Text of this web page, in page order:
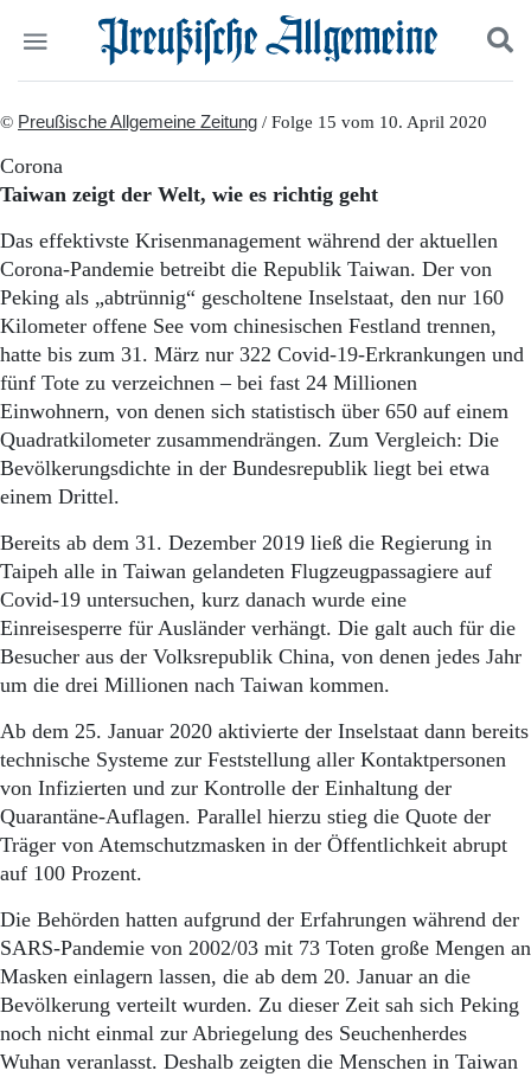
Start
Aktuelle Ausgabe
Abonnenten-Login
Abonnent werden
Abo Prämien
Archiv
Mediadaten
Politik
Panorama
Gesellschaft
Leben
Geschichte
Ostpreußen
Pommern
Berlin-Brandenburg
Schlesien
Danzig und Westpreußen
Bücher
Impressum
Datenschutz
Suchen und finden
© Preußische Allgemeine Zeitung / Folge 15 vom 10. April 2020
Corona
Taiwan zeigt der Welt, wie es richtig geht
Das effektivste Krisenmanagement während der aktuellen
Corona-Pandemie betreibt die Republik Taiwan. Der von
Peking als „abtrünnig“ gescholtene Inselstaat, den nur 160
Kilometer offene See vom chinesischen Festland trennen,
hatte bis zum 31. März nur 322 Covid-19-Erkrankungen und
fünf Tote zu verzeichnen – bei fast 24 Millionen
Einwohnern, von denen sich statistisch über 650 auf einem
Quadratkilometer zusammendrängen. Zum Vergleich: Die
Bevölkerungsdichte in der Bundesrepublik liegt bei etwa
einem Drittel.
Bereits ab dem 31. Dezember 2019 ließ die Regierung in
Taipeh alle in Taiwan gelandeten Flugzeugpassagiere auf
Covid-19 untersuchen, kurz danach wurde eine
Einreisesperre für Ausländer verhängt. Die galt auch für die
Besucher aus der Volksrepublik China, von denen jedes Jahr
um die drei Millionen nach Taiwan kommen.
Ab dem 25. Januar 2020 aktivierte der Inselstaat dann bereits
technische Systeme zur Feststellung aller Kontaktpersonen
von Infizierten und zur Kontrolle der Einhaltung der
Quarantäne-Auflagen. Parallel hierzu stieg die Quote der
Träger von Atemschutzmasken in der Öffentlichkeit abrupt
auf 100 Prozent.
Die Behörden hatten aufgrund der Erfahrungen während der
SARS-Pandemie von 2002/03 mit 73 Toten große Mengen an
Masken einlagern lassen, die ab dem 20. Januar an die
Bevölkerung verteilt wurden. Zu dieser Zeit sah sich Peking
noch nicht einmal zur Abriegelung des Seuchenherdes
Wuhan veranlasst. Deshalb zeigten die Menschen in Taiwan